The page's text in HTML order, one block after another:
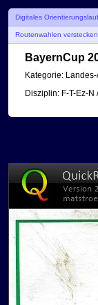
Digitales
Routenwahlen verstecken
BayernCup
Kategorie:
Disziplin: F-T-Ez-